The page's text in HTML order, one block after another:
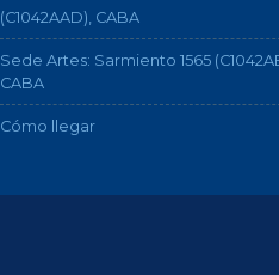
(C1042AAD), CABA
Sede Artes: Sarmiento 1565
CABA
Cómo llegar